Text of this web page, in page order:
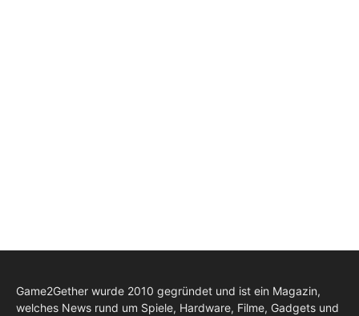
Game2Gether wurde 2010 gegründet und ist ein Magazin,
welches News rund um Spiele, Hardware, Filme, Gadgets und